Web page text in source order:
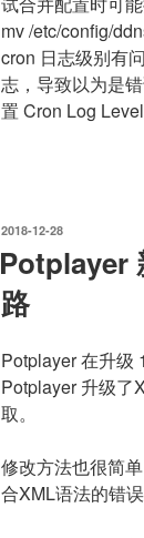
mv /etc/config/
cron 日志级别有
志，导致以为是
置 Cron Log
发
于
2018-12-28
Potplayer
路
Potplayer 在升级
Potplayer 升级了
取。
修改方法也很简
合XML语法的错误